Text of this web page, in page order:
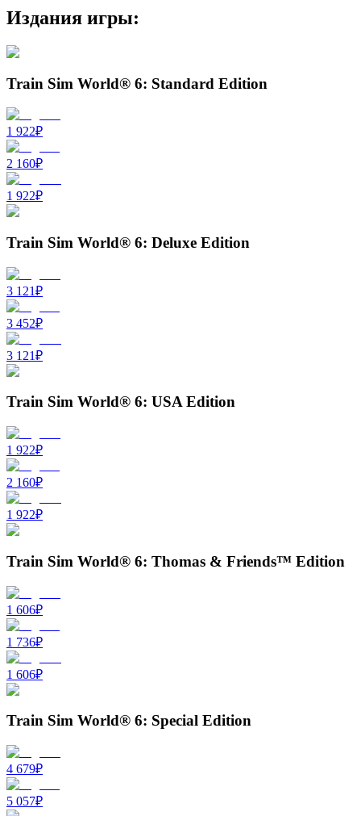
Издания игры:
Train Sim World® 6: Standard Edition
1 922₽
2 160₽
1 922₽
Train Sim World® 6: Deluxe Edition
3 121₽
3 452₽
3 121₽
Train Sim World® 6: USA Edition
1 922₽
2 160₽
1 922₽
Train Sim World® 6: Thomas & Friends™ Edition
1 606₽
1 736₽
1 606₽
Train Sim World® 6: Special Edition
4 679₽
5 057₽